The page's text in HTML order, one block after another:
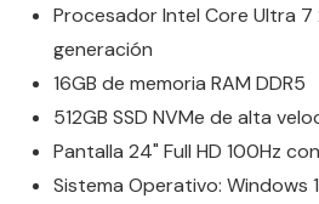
Procesador Intel Core Ultra
generación
16GB de memoria RAM DDR5
512GB SSD NVMe de alta
Pantalla 24" Full HD 100Hz
Sistema Operativo: Windows